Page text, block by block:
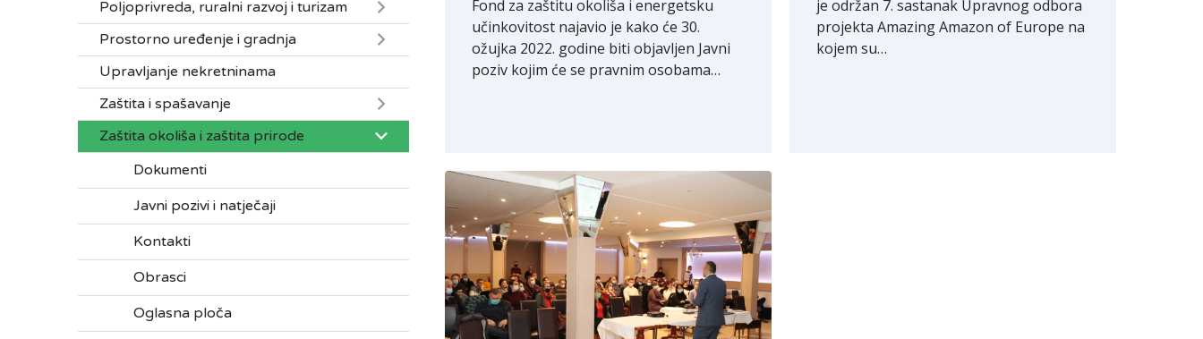
Poljoprivreda, ruralni razvoj i turizam
Prostorno uređenje i gradnja
Upravljanje nekretninama
Zaštita i spašavanje
Zaštita okoliša i zaštita prirode
Dokumenti
Javni pozivi i natječaji
Kontakti
Obrasci
Oglasna ploča
Fond za zaštitu okoliša i energetsku
učinkovitost najavio je kako će 30.
ožujka 2022. godine biti objavljen Javni
poziv kojim će se pravnim osobama…
je održan 7. sastanak Upravnog odbora
projekta Amazing Amazon of Europe na
kojem su…